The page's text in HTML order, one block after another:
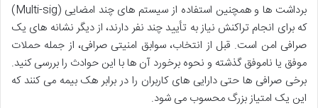
برداشت ها و همچنین استفاده از سیستم های چند امضایی (Multi-sig)
که برای انجام تراکنش نیاز به تأیید چند نفر دارند، از دیگر نشانه های یک
صرافی امن است. قبل از انتخاب، سوابق امنیتی صرافی، از جمله حملات
موفق یا ناموفق گذشته و نحوه برخورد آن ها با این حوادث را بررسی کنید.
برخی صرافی ها حتی دارایی های کاربران را در برابر هک بیمه می کنند که
این یک امتیاز بزرگ محسوب می شود.